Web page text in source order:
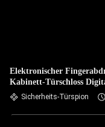
Elektronischer
Kabinett-Türschloss
Sicherheits-Türspion